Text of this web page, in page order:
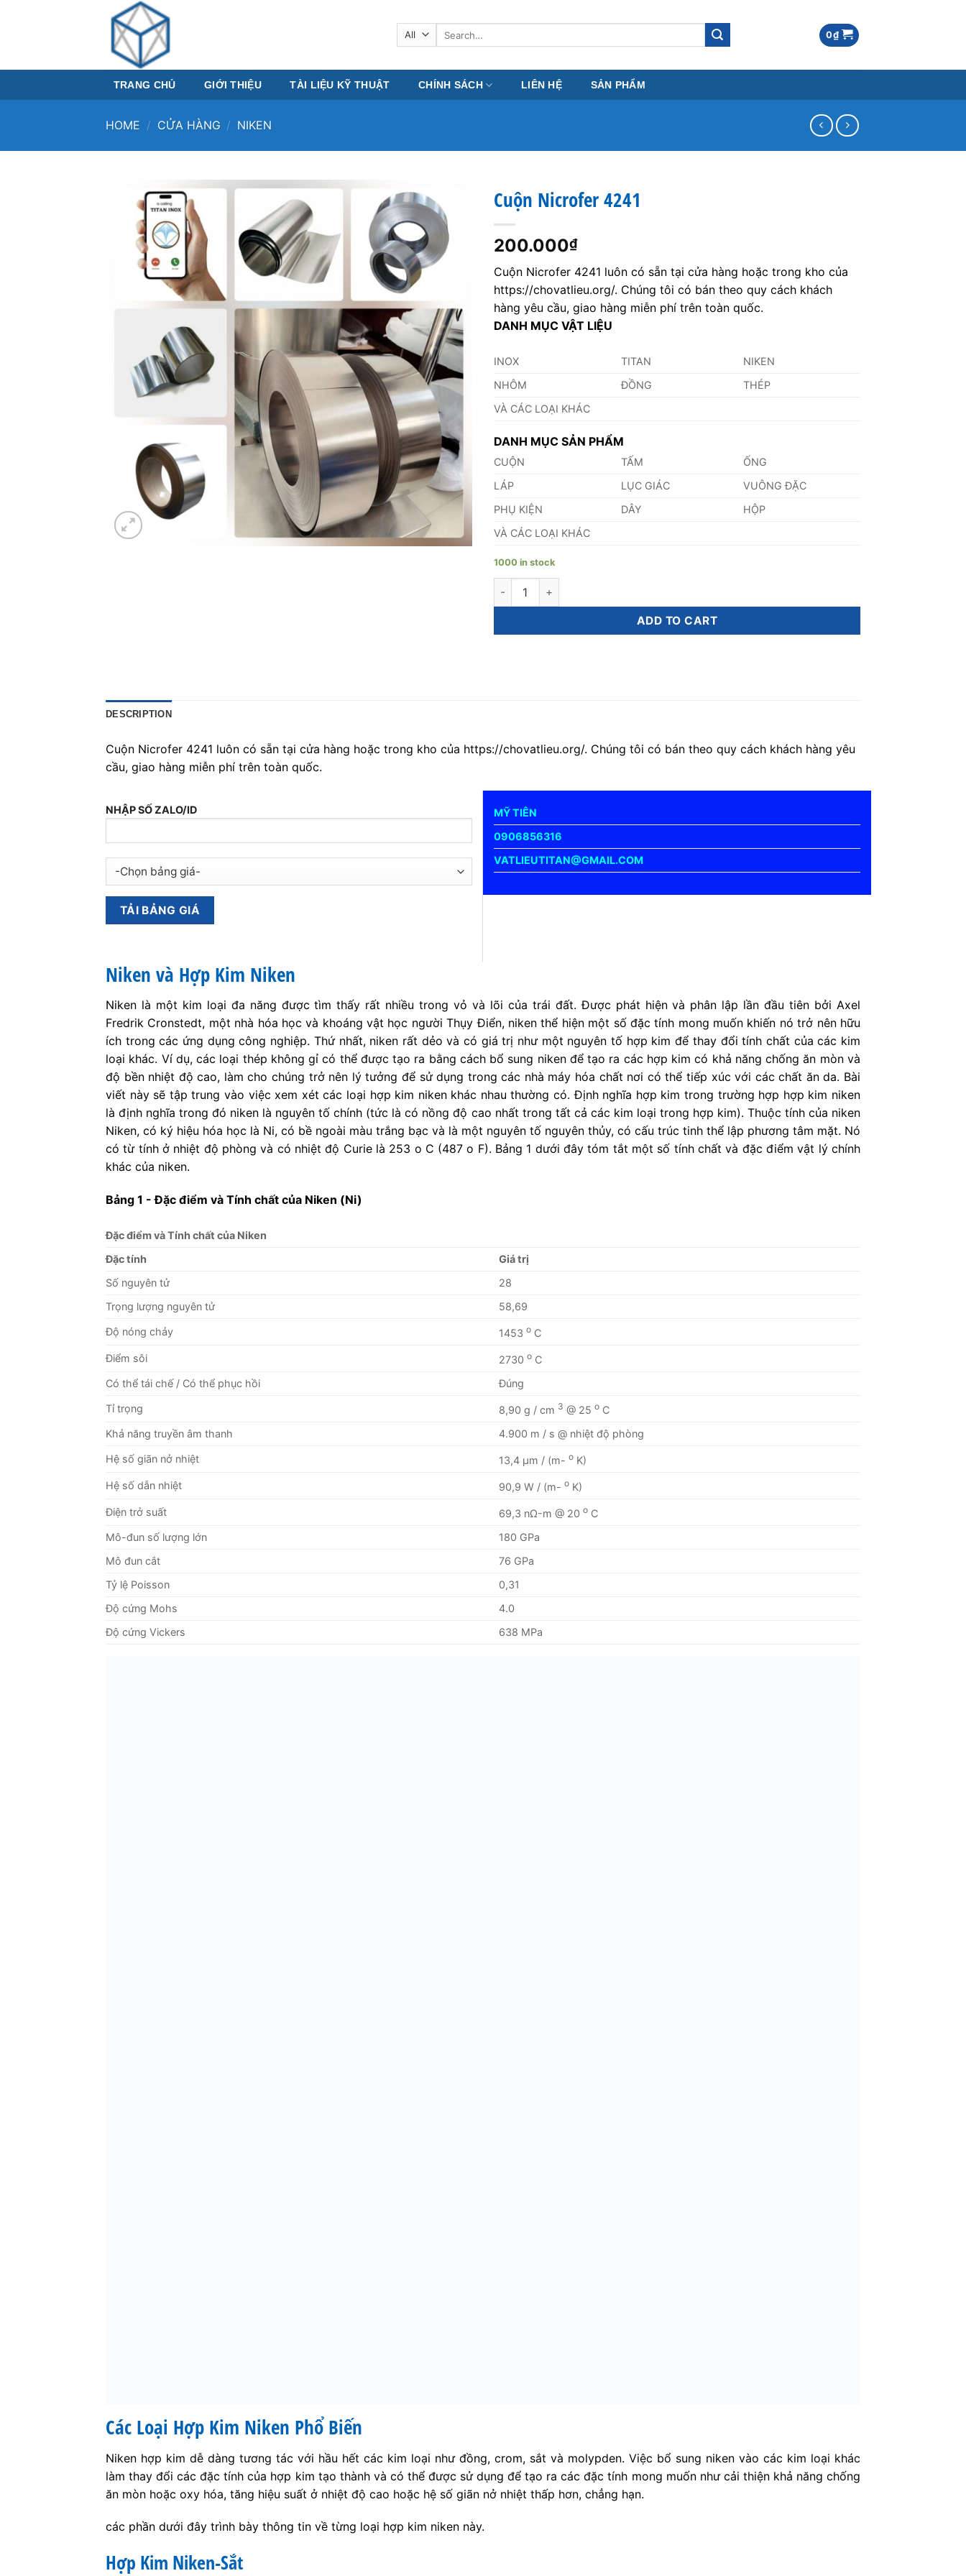
0₫
TRANG CHỦ GIỚI THIỆU TÀI LIỆU KỸ THUẬT CHÍNH SÁCH LIÊN HỆ SẢN PHẨM
HOME / CỬA HÀNG / NIKEN
Cuộn Nicrofer 4241
200.000₫
Cuộn Nicrofer 4241 luôn có sẵn tại cửa hàng hoặc trong kho của
https://chovatlieu.org/. Chúng tôi có bán theo quy cách khách
hàng yêu cầu, giao hàng miễn phí trên toàn quốc.
DANH MỤC VẬT LIỆU
INOX TITAN
NIKEN
NHÔM
ĐỒNG
THÉP
VÀ CÁC LOẠI KHÁC
DANH MỤC SẢN PHẨM
CUỘN TẤM
ỐNG
LÁP
LỤC GIÁC
VUÔNG ĐẶC
PHỤ KIỆN
DÂY
HỘP
VÀ CÁC LOẠI KHÁC
1000 in stock
Cuộn Nicrofer 4241 quantity
ADD TO CART
DESCRIPTION
Cuộn Nicrofer 4241 luôn có sẵn tại cửa hàng hoặc trong kho của https://chovatlieu.org/. Chúng tôi có bán theo quy cách khách hàng yêu
cầu, giao hàng miễn phí trên toàn quốc.
NHẬP SỐ ZALO/ID
MỸ TIÊN
0906856316
VATLIEUTITAN@GMAIL.COM
Niken và Hợp Kim Niken
Niken là một kim loại đa năng được tìm thấy rất nhiều trong vỏ và lõi của trái đất. Được phát hiện và phân lập lần đầu tiên bởi Axel
Fredrik Cronstedt, một nhà hóa học và khoáng vật học người Thụy Điển, niken thể hiện một số đặc tính mong muốn khiến nó trở nên hữu
ích trong các ứng dụng công nghiệp. Thứ nhất, niken rất dẻo và có giá trị như một nguyên tố hợp kim để thay đổi tính chất của các kim
loại khác. Ví dụ, các loại thép không gỉ có thể được tạo ra bằng cách bổ sung niken để tạo ra các hợp kim có khả năng chống ăn mòn và
độ bền nhiệt độ cao, làm cho chúng trở nên lý tưởng để sử dụng trong các nhà máy hóa chất nơi có thể tiếp xúc với các chất ăn da. Bài
viết này sẽ tập trung vào việc xem xét các loại hợp kim niken khác nhau thường có. Định nghĩa hợp kim trong trường hợp hợp kim niken
là định nghĩa trong đó niken là nguyên tố chính (tức là có nồng độ cao nhất trong tất cả các kim loại trong hợp kim). Thuộc tính của niken
Niken, có ký hiệu hóa học là Ni, có bề ngoài màu trắng bạc và là một nguyên tố nguyên thủy, có cấu trúc tinh thể lập phương tâm mặt. Nó
có từ tính ở nhiệt độ phòng và có nhiệt độ Curie là 253 o C (487 o F). Bảng 1 dưới đây tóm tắt một số tính chất và đặc điểm vật lý chính
khác của niken.
Bảng 1 - Đặc điểm và Tính chất của Niken (Ni)
Đặc điểm và Tính chất của Niken
Đặc tính
Giá trị
Số nguyên tử
28
Trọng lượng nguyên tử
58,69
Độ nóng chảy 1453o C
Điểm sôi 2730o C
Có thể tái chế / Có thể phục hồi
Đúng
Tỉ trọng 8,90 g / cm 3 @ 25o C
Khả năng truyền âm thanh
4.900 m / s @ nhiệt độ phòng
Hệ số giãn nở nhiệt 13,4 μm / (m-o K)
Hệ số dẫn nhiệt 90,9 W / (m-o K)
Điện trở suất 69,3 nΩ-m @ 20o C
Mô-đun số lượng lớn
180 GPa
Mô đun cắt
76 GPa
Tỷ lệ Poisson
0,31
Độ cứng Mohs
4.0
Độ cứng Vickers
638 MPa
Các Loại Hợp Kim Niken Phổ Biến
Niken hợp kim dễ dàng tương tác với hầu hết các kim loại như đồng, crom, sắt và molypden. Việc bổ sung niken vào các kim loại khác
làm thay đổi các đặc tính của hợp kim tạo thành và có thể được sử dụng để tạo ra các đặc tính mong muốn như cải thiện khả năng chống
ăn mòn hoặc oxy hóa, tăng hiệu suất ở nhiệt độ cao hoặc hệ số giãn nở nhiệt thấp hơn, chẳng hạn.
các phần dưới đây trình bày thông tin về từng loại hợp kim niken này.
Hợp Kim Niken-Sắt